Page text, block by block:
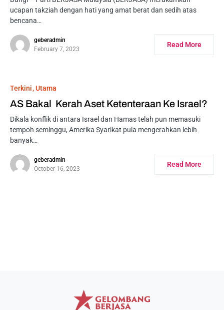
ucapan takziah dengan hati yang amat berat dan sedih atas
bencana…
geberadmin
February 7, 2023
Read More
Terkini Utama
AS Bakal Kerah Aset Ketenteraan Ke Israel?
Dikala konflik di antara Israel dan Hamas telah pun memasuki
tempoh seminggu, Amerika Syarikat pula mengerahkan lebih
banyak…
geberadmin
October 16, 2023
Read More